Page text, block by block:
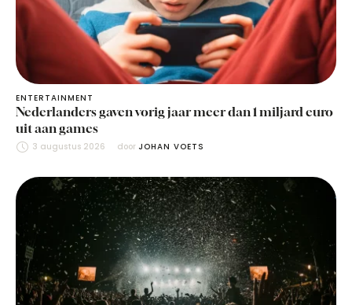
ENTERTAINMENT
Nederlanders gaven vorig jaar meer dan 1 miljard euro
uit aan games
3 augustus 2026 door JOHAN VOETS